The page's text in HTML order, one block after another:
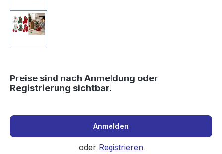
Preise sind nach Anmeldung oder
Registrierung sichtbar.
Anmelden
oder Registrieren